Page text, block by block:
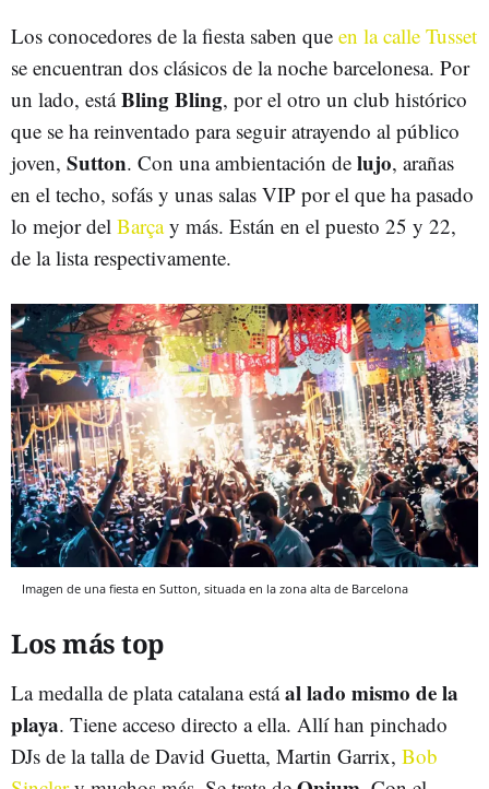
Los conocedores de la fiesta saben que en la calle Tusset
se encuentran dos clásicos de la noche barcelonesa. Por
un lado, estáBling Bling, por el otro un club histórico
que se ha reinventado para seguir atrayendo al público
joven, Sutton. Con una ambientación de lujo, arañas
en el techo, sofás y unas salas VIP por el que ha pasado
lo mejor del Barçay más. Están en el puesto 25 y 22,
de la lista respectivamente.
Imagen de una fiesta en Sutton, situada en la zona alta de Barcelona
Los más top
La medalla de plata catalana estáal lado mismo de la
playa. Tiene acceso directo a ella. Allí han pinchado
DJs de la talla de David Guetta, Martin Garrix, Bob